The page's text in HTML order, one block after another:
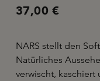
37,00 €
NARS stellt den
Natürliches
verwischt,